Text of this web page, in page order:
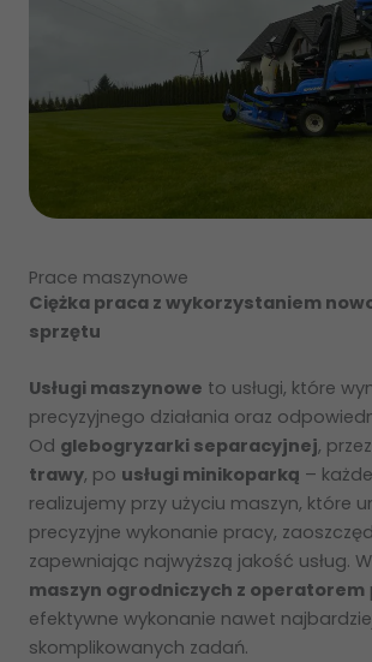
Prace maszynowe
Ciężka praca z wykorzystaniem
sprzętu
Usługi maszynowe to usługi, które
precyzyjnego działania oraz
Od glebogryzarki separacyjnej, przez
trawy, po usługi minikoparką –
realizujemy przy użyciu maszyn, które
precyzyjne wykonanie pracy,
zapewniając najwyższą jakość usług.
maszyn ogrodniczych z operatorem
efektywne wykonanie nawet
skomplikowanych zadań.